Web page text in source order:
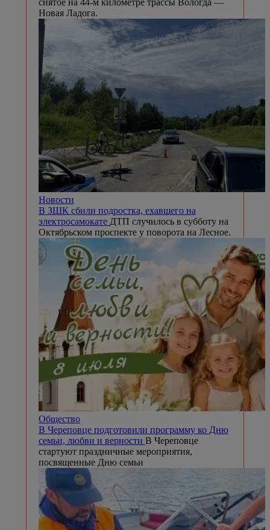
снятое на 44-м километре трассы Вологда —
Новая Ладога.
Новости
В ЗШК сбили подростка, ехавшего на
электросамокате ДТП случилось в субботу на
Октябрьском проспекте у поворота на Лесное.
Общество
В Череповце подготовили программу ко Дню
семьи, любви и верности В Череповце
стартуют праздничные мероприятия,
посвященные Дню семьи